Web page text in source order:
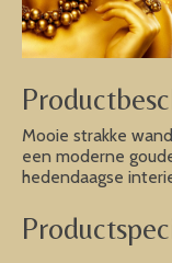
Mooie strakke
een moderne
hedendaagse